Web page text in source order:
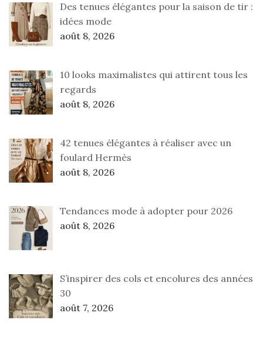
Des tenues élégantes pour la saison de tir :
idées mode
août 8, 2026
10 looks maximalistes qui attirent tous les
regards
août 8, 2026
42 tenues élégantes à réaliser avec un
foulard Hermès
août 8, 2026
Tendances mode à adopter pour 2026
août 8, 2026
S’inspirer des cols et encolures des années
30
août 7, 2026